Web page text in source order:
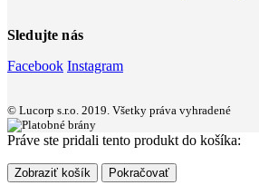
Sledujte nás
Facebook Instagram
© Lucorp s.r.o. 2019. Všetky práva vyhradené
Práve ste pridali tento produkt do košíka:
Zobraziť košík Pokračovať